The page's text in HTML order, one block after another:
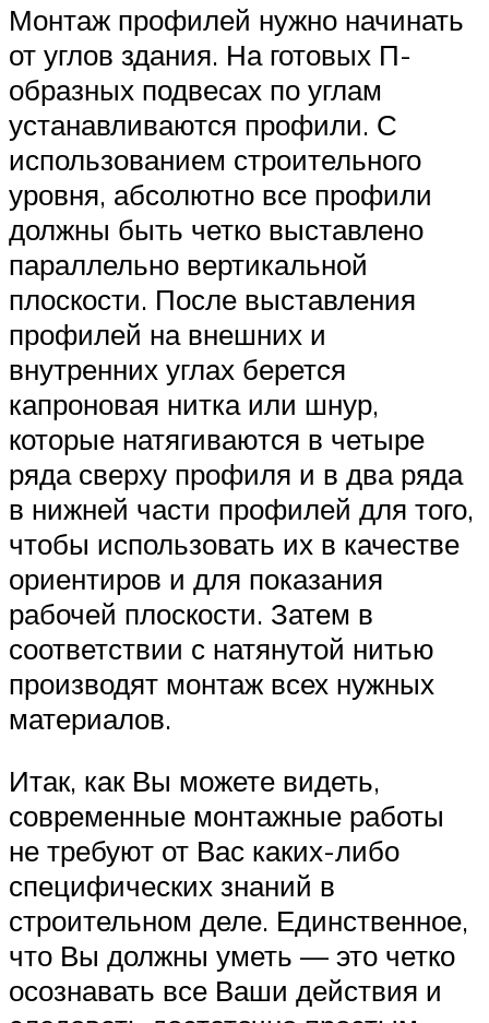
Монтаж профилей нужно начинать
от углов здания. На готовых П-
образных подвесах по углам
устанавливаются профили. С
использованием строительного
уровня, абсолютно все профили
должны быть четко выставлено
параллельно вертикальной
плоскости. После выставления
профилей на внешних и
внутренних углах берется
капроновая нитка или шнур,
которые натягиваются в четыре
ряда сверху профиля и в два ряда
в нижней части профилей для того,
чтобы использовать их в качестве
ориентиров и для показания
рабочей плоскости. Затем в
соответствии с натянутой нитью
производят монтаж всех нужных
материалов.
Итак, как Вы можете видеть,
современные монтажные работы
не требуют от Вас каких-либо
специфических знаний в
строительном деле. Единственное,
что Вы должны уметь — это четко
осознавать все Ваши действия и